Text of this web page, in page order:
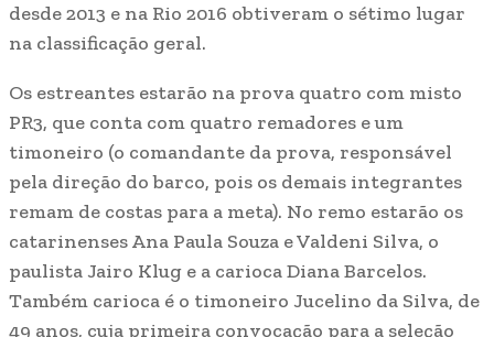
desde 2013 e na Rio 2016 obtiveram o sétimo lugar
na classificação geral.
Os estreantes estarão na prova quatro com misto
PR3, que conta com quatro remadores e um
timoneiro (o comandante da prova, responsável
pela direção do barco, pois os demais integrantes
remam de costas para a meta). No remo estarão os
catarinenses Ana Paula Souza e Valdeni Silva, o
paulista Jairo Klug e a carioca Diana Barcelos.
Também carioca é o timoneiro Jucelino da Silva, de
49 anos, cuja primeira convocação para a seleção